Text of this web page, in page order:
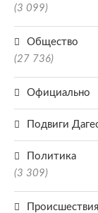
(3 099)
Общество
(27 736)
Официально
Подвиги
Политика
(3 309)
Происшествия